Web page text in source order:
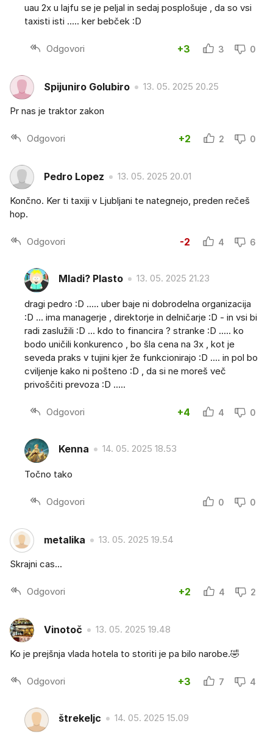
uau 2x u lajfu se je peljal in sedaj posplošuje , da so vsi
taxisti isti ..... ker bebček :D
Odgovori +3 3 0
Spijuniro Golubiro 13. 05. 2025 20.25
Pr nas je traktor zakon
Odgovori +2 2 0
Pedro Lopez 13. 05. 2025 20.01
Končno. Ker ti taxiji v Ljubljani te nategnejo, preden rečeš
hop.
Odgovori -2 4 6
Mladi? Plasto 13. 05. 2025 21.23
dragi pedro :D ..... uber baje ni dobrodelna organizacija
:D ... ima managerje , direktorje in delničarje :D - in vsi bi
radi zaslužili :D ... kdo to financira ? stranke :D ..... ko
bodo uničili konkurenco , bo šla cena na 3x , kot je
seveda praks v tujini kjer že funkcionirajo :D .... in pol bo
cviljenje kako ni pošteno :D , da si ne moreš več
privoščiti prevoza :D .....
Odgovori +4 4 0
Kenna 14. 05. 2025 18.53
Točno tako
Odgovori 0 0
metalika 13. 05. 2025 19.54
Skrajni cas...
Odgovori +2 4 2
Vinotoč 13. 05. 2025 19.48
Ko je prejšnja vlada hotela to storiti je pa bilo narobe.🤣
Odgovori +3 7 4
štrekeljc 14. 05. 2025 15.09